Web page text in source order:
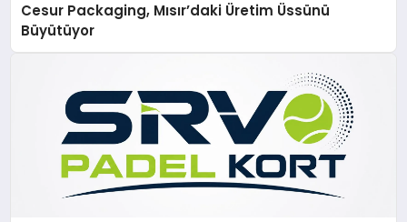
Cesur Packaging, Mısır’daki Üretim Üssünü
Büyütüyor